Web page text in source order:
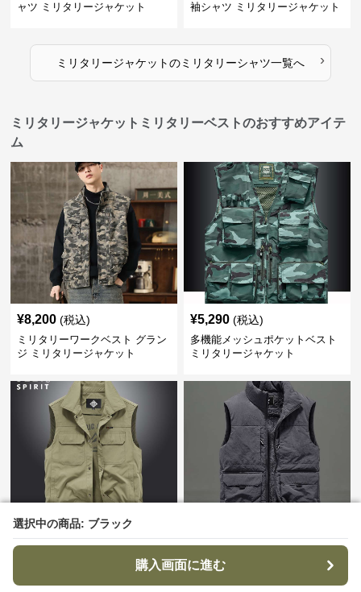
選択中の商品: ブラック
購入画面に進む
選択中の商品: ブラック
購入画面に進む
ャツ ミリタリージャケット
袖シャツ ミリタリージャケット
ミリタリージャケットのミリタリーシャツ一覧へ ›
ミリタリージャケットミリタリーベストのおすすめアイテ
ム
¥8,200 (税込)
ミリタリーワークベスト グラン
ジ ミリタリージャケット
¥5,290 (税込)
多機能メッシュポケットベスト
ミリタリージャケット
¥8,590 (税込)
アウトドア仕様 多機能ユーティ
リティベスト ミリタリージャケ
ット
¥6,090 (税込)
機能性抜群 アウトドア ベスト
ミリタリージャケット